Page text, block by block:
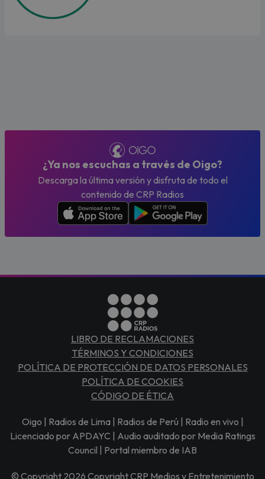
¿Ya nos escuchas a través de Oigo?
Descarga la última versión y disfruta de todo el
contenido de CRP Radios
LIBRO DE RECLAMACIONES
TÉRMINOS Y CONDICIONES
POLÍTICA DE PROTECCIÓN DE DATOS PERSONALES
POLÍTICA DE COOKIES
CÓDIGO DE ÉTICA
Oigo | Radios de Lima | Radios de Perú | Radio en vivo |
Licenciado por APDAYC | Audio auditado por Media Ratings
Council | Portal miembro de IAB
© Copyright 2026 Copyright CRP Medios y Entretenimiento